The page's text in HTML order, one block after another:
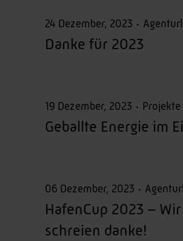
24 Dezember, 2023
Danke für 2023
19 Dezember, 2023 Projekte
Geballte Energie im
06 Dezember, 2023
HafenCup 2023 – Wir
schreien danke!